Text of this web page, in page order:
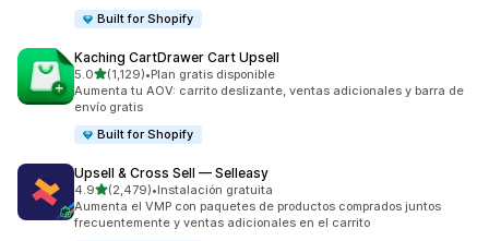
Built for Shopify
Kaching CartDrawer Cart Upsell
5.0de 5 estrellas
(1,129)
1129 reseñas en total
•Plan gratis disponible
Aumenta tu AOV: carrito deslizante, ventas adicionales y barra de
envío gratis
Built for Shopify
Upsell & Cross Sell — Selleasy
4.9de 5 estrellas
(2,479)
2479 reseñas en total
•Instalación gratuita
Aumenta el VMP con paquetes de productos comprados juntos
frecuentemente y ventas adicionales en el carrito